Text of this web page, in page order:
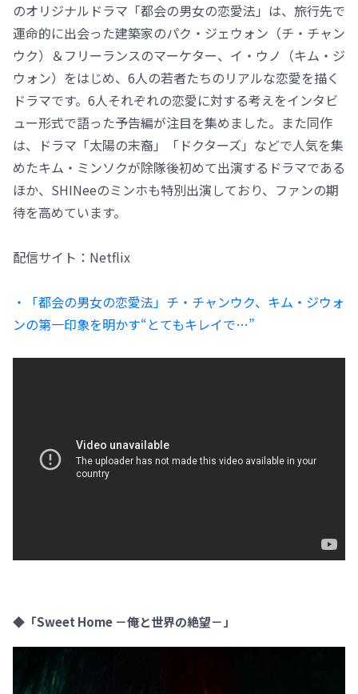
のオリジナルドラマ「都会の男女の恋愛法」は、旅行先で
運命的に出会った建築家のパク・ジェウォン（チ・チャン
ウク）＆フリーランスのマーケター、イ・ウノ（キム・ジ
ウォン）をはじめ、6人の若者たちのリアルな恋愛を描く
ドラマです。6人それぞれの恋愛に対する考えをインタビ
ュー形式で語った予告編が注目を集めました。また同作
は、ドラマ「太陽の末裔」「ドクターズ」などで人気を集
めたキム・ミンソクが除隊後初めて出演するドラマである
ほか、SHINeeのミンホも特別出演しており、ファンの期
待を高めています。
配信サイト：Netflix
・「都会の男女の恋愛法」チ・チャンウク、キム・ジウォ
ンの第一印象を明かす“とてもキレイで…”
◆「Sweet Home －俺と世界の絶望－」